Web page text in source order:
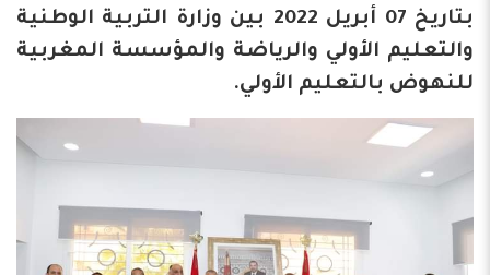
بتاريخ 07 أبريل 2022 بين وزارة التربية الوطنية
والتعليم الأولي والرياضة والمؤسسة المغربية
للنهوض بالتعليم الأولي.